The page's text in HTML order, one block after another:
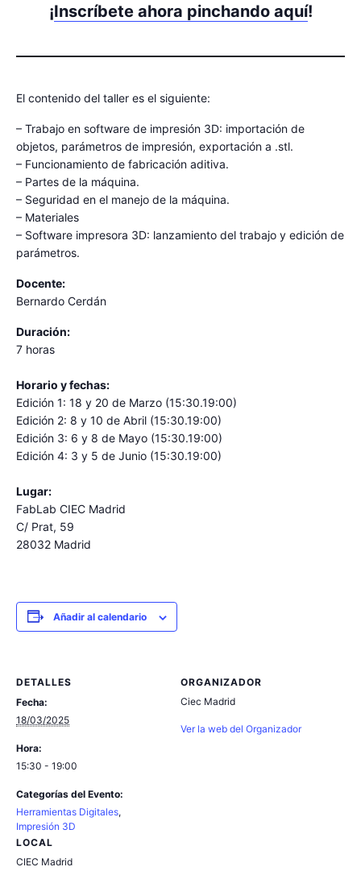
¡Inscríbete ahora pinchando aquí!
El contenido del taller es el siguiente:
– Trabajo en software de impresión 3D: importación de
objetos, parámetros de impresión, exportación a .stl.
– Funcionamiento de fabricación aditiva.
– Partes de la máquina.
– Seguridad en el manejo de la máquina.
– Materiales
– Software impresora 3D: lanzamiento del trabajo y edición de
parámetros.
Docente:
Bernardo Cerdán
Duración:
7 horas
Horario y fechas:
Edición 1: 18 y 20 de Marzo (15:30.19:00)
Edición 2: 8 y 10 de Abril (15:30.19:00)
Edición 3: 6 y 8 de Mayo (15:30.19:00)
Edición 4: 3 y 5 de Junio (15:30.19:00)
Lugar:
FabLab CIEC Madrid
C/ Prat, 59
28032 Madrid
Añadir al calendario
DETALLES
Fecha:
18/03/2025
Hora:
15:30 - 19:00
Categorías del Evento:
Herramientas Digitales,
Impresión 3D
LOCAL
CIEC Madrid
ORGANIZADOR
Ciec Madrid
Ver la web del Organizador